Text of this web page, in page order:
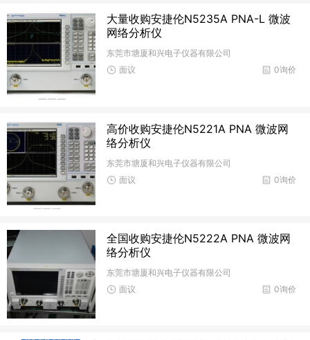
大量收购安捷伦N5235A PNA-L 微波
网络分析仪
东莞市塘厦和兴电子仪器有限公司
0询价
面议
高价收购安捷伦N5221A PNA 微波网
络分析仪
东莞市塘厦和兴电子仪器有限公司
0询价
面议
全国收购安捷伦N5222A PNA 微波网
络分析仪
东莞市塘厦和兴电子仪器有限公司
0询价
面议